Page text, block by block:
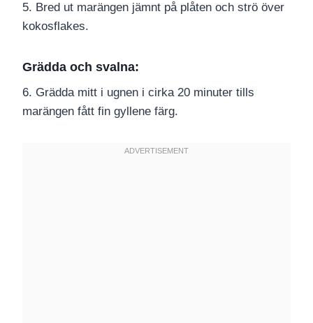
5. Bred ut marängen jämnt på plåten och strö över
kokosflakes.
Grädda och svalna:
6. Grädda mitt i ugnen i cirka 20 minuter tills
marängen fått fin gyllene färg.